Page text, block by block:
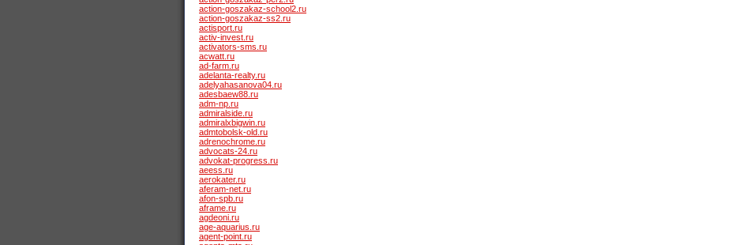
action-goszakaz-school2.ru
action-goszakaz-ss2.ru
actisport.ru
activ-invest.ru
activators-sms.ru
acwatt.ru
ad-farm.ru
adelanta-realty.ru
adelyahasanova04.ru
adesbaew88.ru
adm-np.ru
admiralside.ru
admiralxbigwin.ru
admtobolsk-old.ru
adrenochrome.ru
advocats-24.ru
advokat-progress.ru
aeess.ru
aerokater.ru
aferam-net.ru
afon-spb.ru
aframe.ru
agdeoni.ru
age-aquarius.ru
agent-point.ru